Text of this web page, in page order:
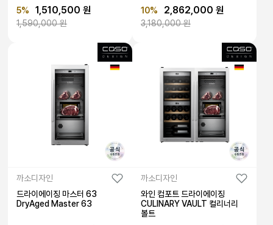
5% 1,510,500 원
1,590,000 원
10%
2,862,000 원
3,180,000 원
까소디자인
드라이에이징 마스터 63
DryAged Master 63
까소디자인
와인 컴포트 드라이에이징
CULINARY VAULT 컬리너리
볼트